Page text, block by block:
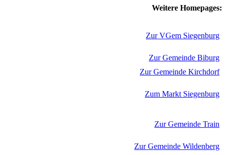
Weitere Homepages:
Zur VGem Siegenburg
Zur Gemeinde Biburg
Zur Gemeinde Kirchdorf
Zum Markt Siegenburg
Zur Gemeinde Train
Zur Gemeinde Wildenberg